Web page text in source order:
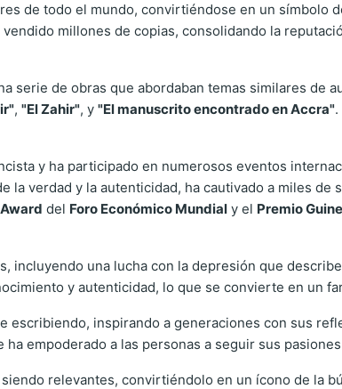
de todo el mundo, convirtiéndose en un símbolo
vendido millones de copias, consolidando la
serie de obras que abordaban temas similares de
, "El Zahir", y "El manuscrito encontrado en Accra"
y ha participado en numerosos eventos
la verdad y la autenticidad, ha cautivado a miles
del Foro Económico Mundial y el Premio
incluyendo una lucha con la depresión que
y autenticidad, lo que se convierte en un
escribiendo, inspirando a generaciones con sus
empoderado a las personas a seguir sus
relevantes, convirtiéndolo en un ícono de la